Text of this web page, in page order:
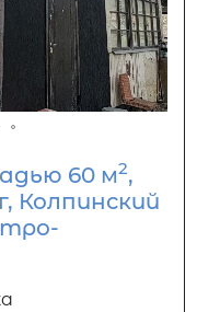
60 м2,
Колпинский